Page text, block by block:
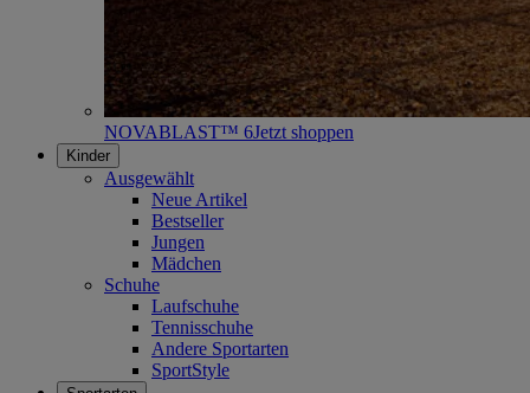
NOVABLAST™ 6Jetzt shoppen
Kinder
Ausgewählt
Neue Artikel
Bestseller
Jungen
Mädchen
Schuhe
Laufschuhe
Tennisschuhe
Andere Sportarten
SportStyle